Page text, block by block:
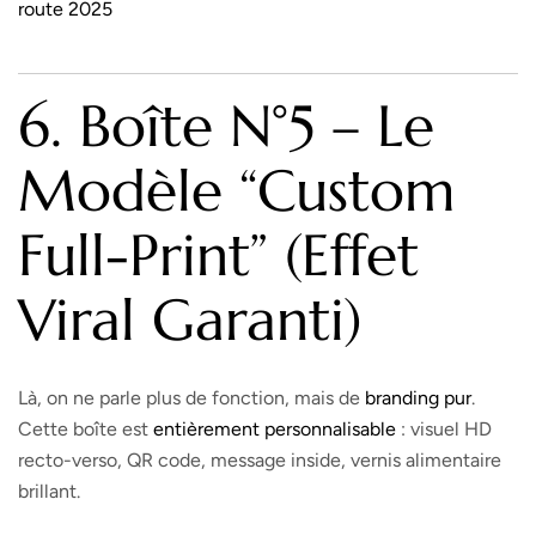
route 2025
6. Boîte N°5 – Le
Modèle “custom
Full-Print” (effet
Viral Garanti)
Là, on ne parle plus de fonction, mais de branding pur.
Cette boîte est entièrement personnalisable : visuel HD
recto-verso, QR code, message inside, vernis alimentaire
brillant.